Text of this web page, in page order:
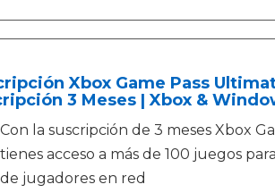
Xbox Game Pass
3 Meses | Xbox &
Con la suscripción de 3 meses Xbox
tienes acceso a más de 100 juegos
de jugadores en red